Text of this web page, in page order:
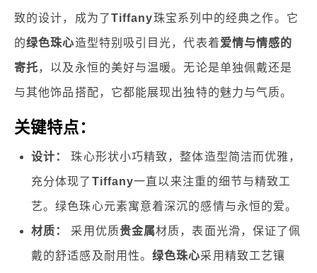
致的设计，成为了Tiffany珠宝系列中的经典之作。它
的绿色珠心造型特别吸引目光，代表着爱情与情感的
寄托，以及永恒的美好与温暖。无论是单独佩戴还是
与其他饰品搭配，它都能展现出独特的魅力与气质。
关键特点：
设计： 珠心形状小巧精致，整体造型简洁而优雅，
充分体现了 Tiffany一直以来注重的细节与精致工
艺。绿色珠心元素寓意着深沉的感情与永恒的爱。
材质： 采用优质贵金属材质，表面光滑，保证了佩
戴的舒适感及耐用性。绿色珠心采用精致工艺镶